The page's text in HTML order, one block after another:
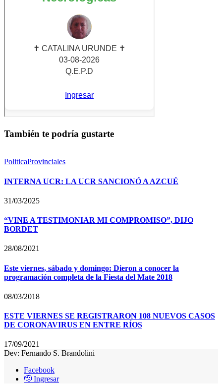
También te podría gustarte
PoliticaProvinciales
INTERNA UCR: LA UCR SANCIONÓ A AZCUÉ
31/03/2025
“VINE A TESTIMONIAR MI COMPROMISO”, DIJO
BORDET
28/08/2021
Este viernes, sábado y domingo: Dieron a conocer la
programación completa de la Fiesta del Mate 2018
08/03/2018
ESTE VIERNES SE REGISTRARON 108 NUEVOS CASOS
DE CORONAVIRUS EN ENTRE RÍOS
17/09/2021
Dev: Fernando S. Brandolini
Facebook
🫡 Ingresar